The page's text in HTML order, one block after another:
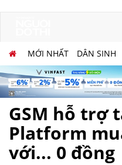
MỚI NHẤT DÂN SINH
GSM hỗ trợ
Platform
với... 0 đồng